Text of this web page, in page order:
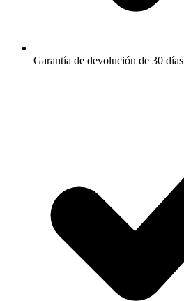
Garantía de devolución de 30 días